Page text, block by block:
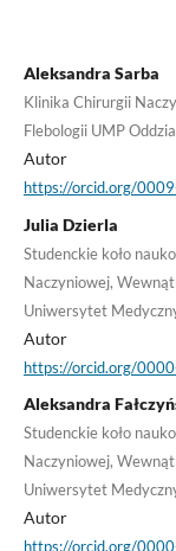
Aleksandra Sarba
Klinika Chirurgii
Flebologii UMP
Autor
https://orcid.org/
Julia Dzierla
Studenckie koło
Naczyniowej,
Uniwersytet
Autor
https://orcid.org/
Aleksandra
Studenckie koło
Naczyniowej,
Uniwersytet
Autor
https://orcid.org/